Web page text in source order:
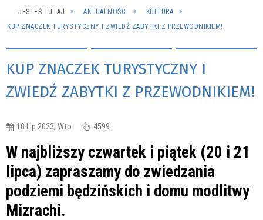
JESTEŚ TUTAJ AKTUALNOŚCI
KULTURA
KUP ZNACZEK TURYSTYCZNY I ZWIEDŹ ZABYTKI Z PRZEWODNIKIEM!
KUP ZNACZEK TURYSTYCZNY I
ZWIEDŹ ZABYTKI Z PRZEWODNIKIEM!
18 Lip 2023, Wto 4599
W najbliższy czwartek i piątek (20 i 21
lipca) zapraszamy do zwiedzania
podziemi będzińskich i domu modlitwy
Mizrachi.